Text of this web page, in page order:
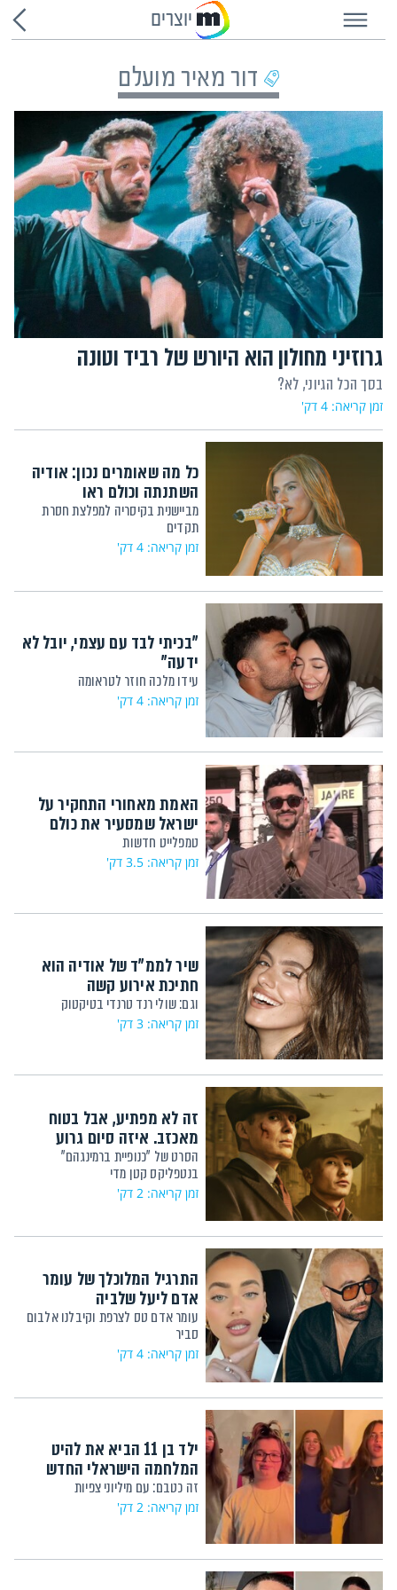
יוצרים
דור מאיר מועלם
גרוזיני מחולון הוא היורש של רביד וטונה
בסך הכל הגיוני, לא?
זמן קריאה: 4 דק'
כל מה שאומרים נכון: אודיה
השתנתה וכולם ראו
מביישנית בקיסריה למפלצת חסרת
תקדים
זמן קריאה: 4 דק'
"בכיתי לבד עם עצמי, יובל לא
ידעה"
עידו מלכה חוזר לטראומה
זמן קריאה: 4 דק'
האמת מאחורי התחקיר על
ישראל שמסעיר את כולם
טמפלייט חדשות
זמן קריאה: 3.5 דק'
שיר לממ"ד של אודיה הוא
חתיכת אירוע קשה
וגם: שולי רנד טרנדי בטיקטוק
זמן קריאה: 3 דק'
זה לא מפתיע, אבל בטוח
מאכזב. איזה סיום גרוע
הסרט של "כנופיית ברמינגהם"
בנטפליקס קטן מדי
זמן קריאה: 2 דק'
התרגיל המלוכלך של עומר
אדם ליעל שלביה
עומר אדם טס לצרפת וקיבלנו אלבום
סביר
זמן קריאה: 4 דק'
ילד בן 11 הביא את להיט
המלחמה הישראלי החדש
זה כטבם: עם מיליוני צפיות
זמן קריאה: 2 דק'